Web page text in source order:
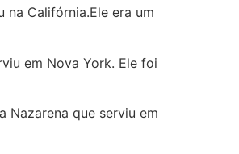
na Califórnia.Ele era um
em Nova York. Ele foi
Nazarena que serviu em